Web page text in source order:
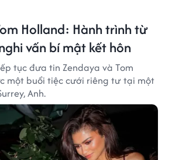
Holland: Hành trình từ
vấn bí mật kết hôn
tục đưa tin Zendaya và Tom
một buổi tiệc cưới riêng tư tại một
Anh.